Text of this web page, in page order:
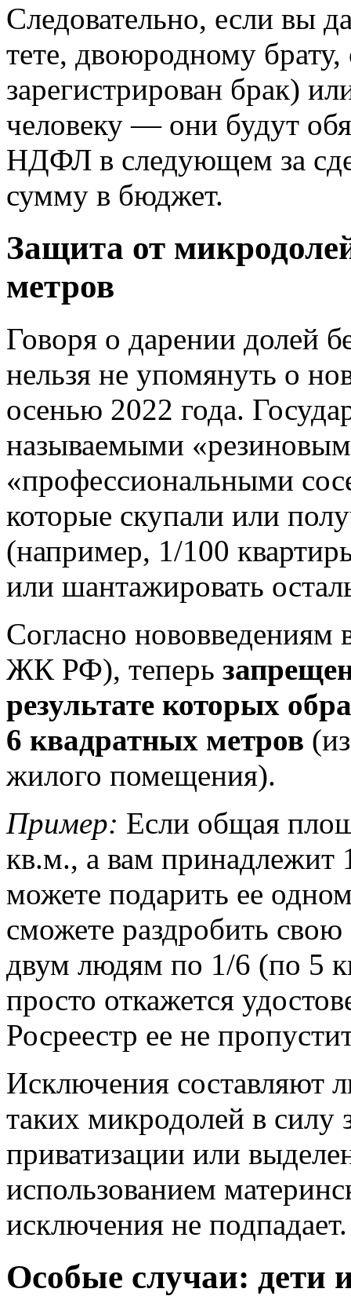
Следовательно, если вы
тете, двоюродному
зарегистрирован брак)
человеку — они будут
НДФЛ в следующем за
сумму в бюджет.
Защита от
метров
Говоря о дарении долей
нельзя не упомянуть о
осенью 2022 года.
называемыми
«профессиональными
которые скупали или
(например, 1/100
или шантажировать
Согласно
ЖК РФ), теперь
результате которых
6 квадратных метров
жилого помещения).
Пример: Если общая
кв.м., а вам принадлежит
можете подарить ее
сможете раздробить
двум людям по 1/6 (по 5
просто откажется
Росреестр ее не
Исключения составляют
таких микродолей в силу
приватизации или
использованием
исключения не подпадает.
Особые случаи: дети